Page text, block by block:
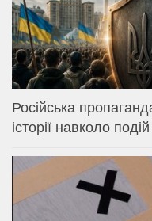
Російська
історії навколо